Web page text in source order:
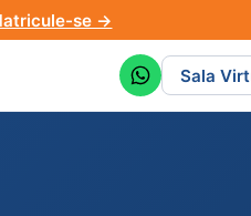
se →
Sala